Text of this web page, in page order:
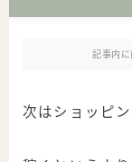
記事内
次はショッピ